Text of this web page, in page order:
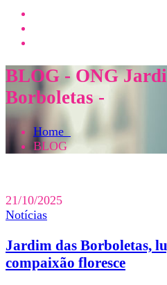
BLOG - ONG
Borboletas -
Home
BLOG
21/10/2025
Notícias
Jardim das Borboletas,
compaixão floresce